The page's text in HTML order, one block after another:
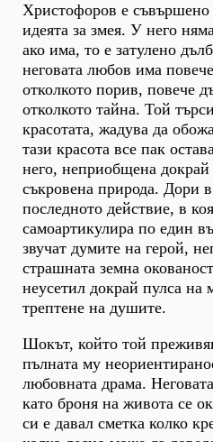
Христофоров е
идеята за змея. У него
ако има, то е затулено
неговата любов има
отколкото порив, повече
отколкото тайна. Той
красотата, жадува да
тази красота все пак
него, неприобщена докрай
съкровена природа. Дори
последното действие, в
самоартикулира по един
звучат думите на герой,
страшната земна
неусетил докрай пулса на
трептене на душите.
Шокът, който той
пълната му
любовната драма.
като броня на живота се
си е давал сметка колко